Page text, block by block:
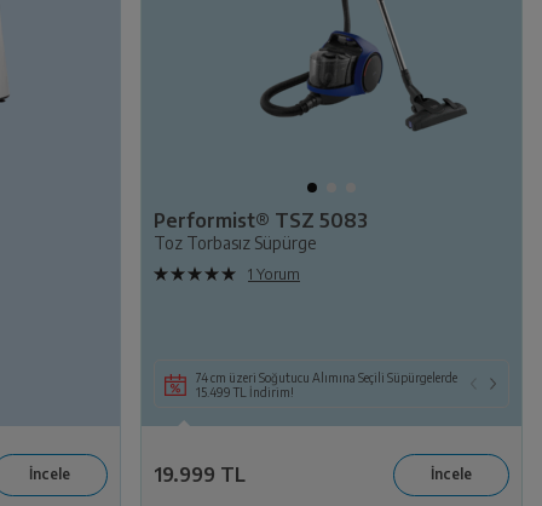
Seçili Beyaz Eşya veya TV ile Birlikte Seçili KEA ya
da Süpürge Alımına 14.109 TL İndirim!
Performist® TSZ 5083
Toz Torbasız Süpürge
1 Yorum
74 cm üzeri Soğutucu Alımına Seçili Süpürgelerde
15.499 TL İndirim!
19.999 TL